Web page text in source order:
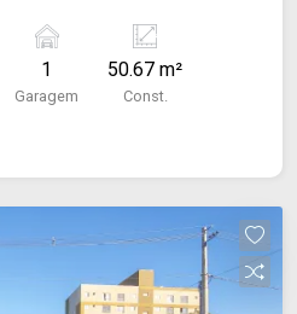
academia,
salão de jogos, mini
1
Garagem
50.67 m²
Const.